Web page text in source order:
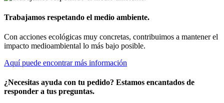
Trabajamos respetando el medio ambiente.
Con acciones ecológicas muy concretas, contribuimos a mantener el
impacto medioambiental lo más bajo posible.
Aquí puede encontrar más información
¿Necesitas ayuda con tu pedido? Estamos encantados de
responder a tus preguntas.